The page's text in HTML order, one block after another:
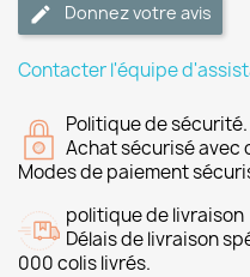
Donnez votre avis
Contacter l'équipe
Politique de sécurité.
Achat sécurisé avec
Modes de paiement
politique de livraison
Délais de livraison
000 colis livrés.